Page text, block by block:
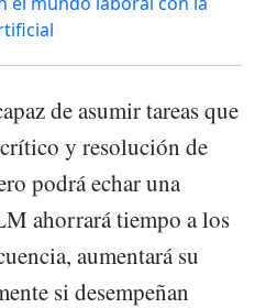
de asumir tareas que
y resolución de
podrá echar una
ahorrará tiempo a los
aumentará su
si desempeñan